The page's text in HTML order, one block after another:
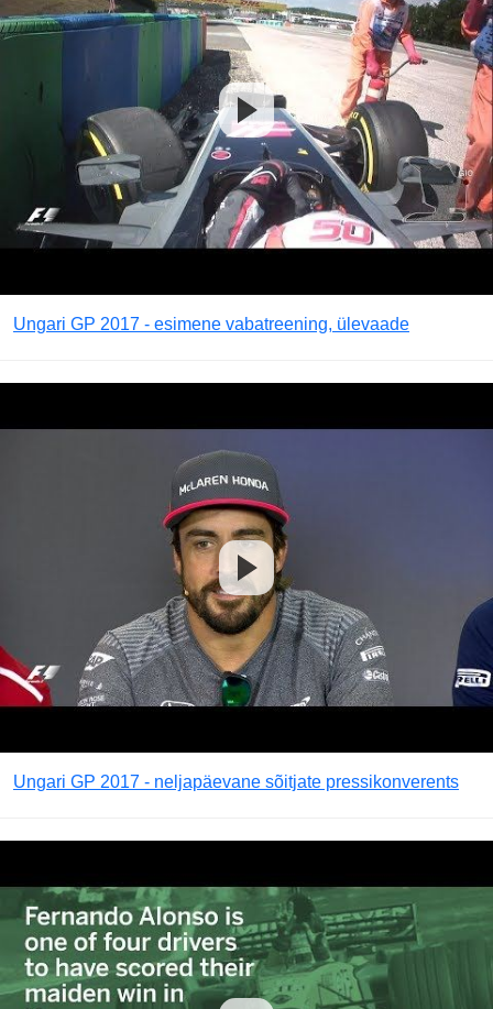
Ungari GP 2017 - esimene vabatreening, ülevaade
Ungari GP 2017 - neljapäevane sõitjate pressikonverents